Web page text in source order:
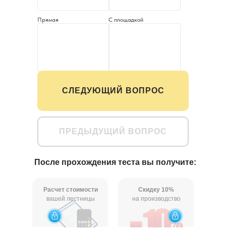
Прямая С площадкой
ПРЕДЫДУЩИЙ ВОПРОС
После прохождения теста вы получите:
Расчет стоимости
вашей лестницы
Скидку 10%
на производство
СЛЕДУЮЩИЙ ВОПРОС